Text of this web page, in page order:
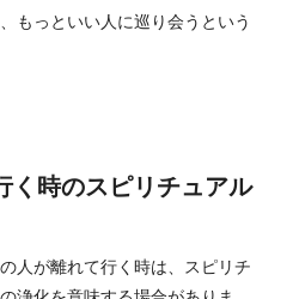
もっといい人に巡り会うという
く時のスピリチュアル
人が離れて行く時は、スピリチ